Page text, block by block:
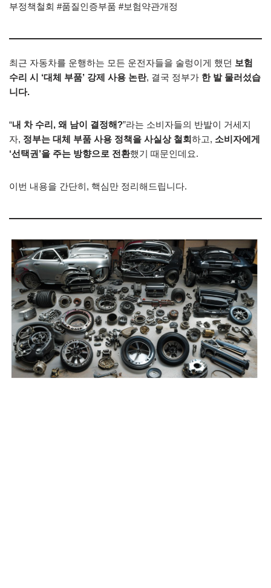
부정책철회 #품질인증부품 #보험약관개정
최근 자동차를 운행하는 모든 운전자들을 술렁이게 했던 보험
수리 시 ‘대체 부품’ 강제 사용 논란, 결국 정부가 한 발 물러섰습
니다.
“내 차 수리, 왜 남이 결정해?”라는 소비자들의 반발이 거세지
자, 정부는 대체 부품 사용 정책을 사실상 철회하고, 소비자에게
‘선택권’을 주는 방향으로 전환했기 때문인데요.
이번 내용을 간단히, 핵심만 정리해드립니다.